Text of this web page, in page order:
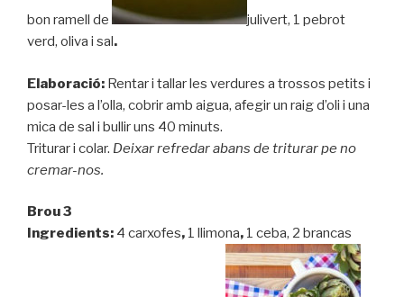
bon ramell de
julivert, 1 pebrot
verd, oliva i sal.
Elaboració: Rentar i tallar les verdures a trossos petits i
posar-les a l’olla, cobrir amb aigua, afegir un raig d’oli i una
mica de sal i bullir uns 40 minuts.
Triturar i colar. Deixar refredar abans de triturar pe no
cremar-nos.
Brou 3
Ingredients: 4 carxofes, 1 llimona, 1 ceba, 2 brancas